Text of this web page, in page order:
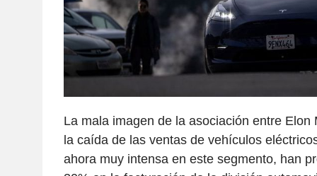
La mala imagen de la asociación entre Elon
la caída de las ventas de vehículos
ahora muy intensa en este segmento, han